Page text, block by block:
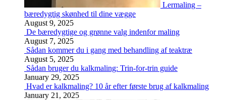
Lermaling –
bæredygtig skønhed til dine vægge
August 9, 2025
De bæredygtige og grønne valg indenfor maling
August 7, 2025
Sådan kommer du i gang med behandling af teaktræ
August 5, 2025
Sådan bruger du kalkmaling: Trin-for-trin guide
January 29, 2025
Hvad er kalkmaling? 10 år efter første brug af kalkmaling
January 21, 2025